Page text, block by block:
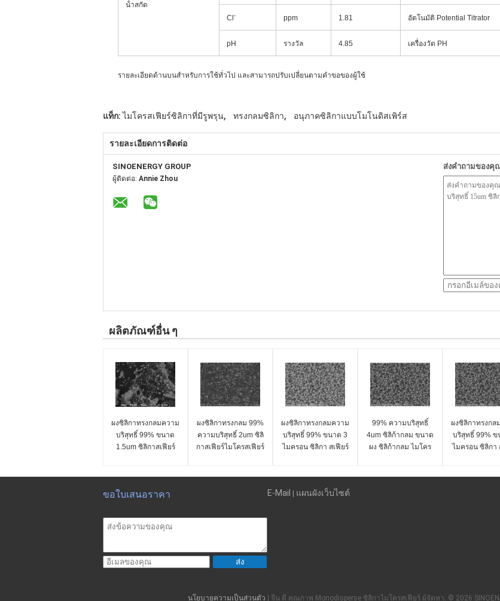
น้ําสกัด
Cl - ppm 1.81 อัตโนมัติ Potential Titrator
pH รางวัล 4.85 เครื่องวัด PH
รายละเอียดด้านบนสําหรับการใช้ทั่วไป และสามารถปรับเปลี่ยนตามคําขอของผู้ใช้
แท็ก: ไมโครสเฟียร์ซิลิกาที่มีรูพรุน, ทรงกลมซิลิกา, อนุภาคซิลิกาแบบโมโนดิสเพิร์ส
รายละเอียดการติดต่อ
SINOENERGY GROUP
ผู้ติดต่อ: Annie Zhou
ส่งคำถามของคุ
ผลิตภัณฑ์อื่น ๆ
ผงซิลิกาทรงกลมความ
บริสุทธิ์ 99% ขนาด
1.5um ซิลิกาสเฟียร์
ผงซิลิกาทรงกลม 99%
ความบริสุทธิ์ 2um ซิลิ
กาสเฟียร์ไมโครสเฟียร์
ผงซิลิกาทรงกลมความ
บริสุทธิ์ 99% ขนาด 3
ไมครอน ซิลิกา สเฟียร์
99% ความบริสุทธิ์
4um ซิลิก้ากลม ขนาด
ผง ซิลิก้ากลม ไมโคร
ผงซิลิกาทรงกล
บริสุทธิ์ 99% ข
ไมครอน ซิลิกา
ขอใบเสนอราคา
ส่ง
E-Mail แผนผังเว็บไซต์
นโยบายความเป็นส่วนตัว | จีน ดี คุณภาพ Monodisperse ซิลิกาไมโครสเฟียร์ ผู้จัดหา. © 2026